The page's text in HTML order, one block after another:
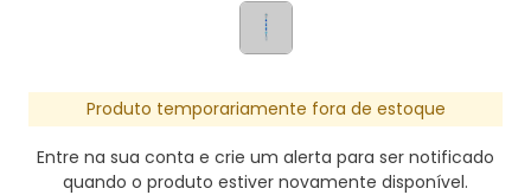
Produto temporariamente fora de estoque
Entre na sua conta e crie um alerta para ser notificado
quando o produto estiver novamente disponível.